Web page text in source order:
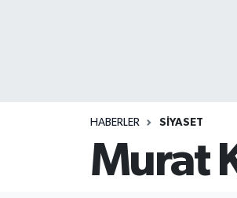
HABERLER SIYASET
Murat